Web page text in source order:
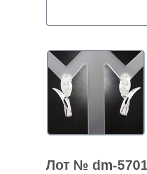
Лот № dm-